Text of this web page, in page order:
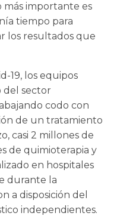
más importante es
tiempo para
los resultados que
19, los equipos
del sector
codo con
de un tratamiento
casi 2 millones de
de quimioterapia y
en hospitales
durante la
a disposición del
independientes.